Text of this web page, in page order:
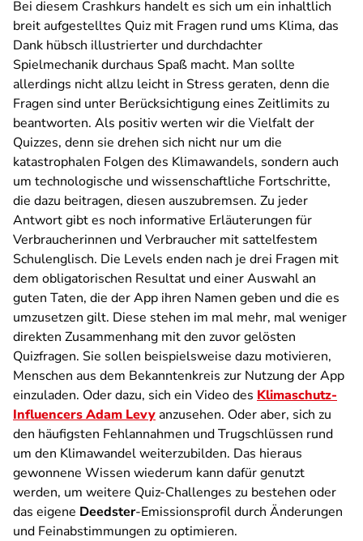
Bei diesem Crashkurs handelt es sich um ein inhaltlich
breit aufgestelltes Quiz mit Fragen rund ums Klima, das
Dank hübsch illustrierter und durchdachter
Spielmechanik durchaus Spaß macht. Man sollte
allerdings nicht allzu leicht in Stress geraten, denn die
Fragen sind unter Berücksichtigung eines Zeitlimits zu
beantworten. Als positiv werten wir die Vielfalt der
Quizzes, denn sie drehen sich nicht nur um die
katastrophalen Folgen des Klimawandels, sondern auch
um technologische und wissenschaftliche Fortschritte,
die dazu beitragen, diesen auszubremsen. Zu jeder
Antwort gibt es noch informative Erläuterungen für
Verbraucherinnen und Verbraucher mit sattelfestem
Schulenglisch. Die Levels enden nach je drei Fragen mit
dem obligatorischen Resultat und einer Auswahl an
guten Taten, die der App ihren Namen geben und die es
umzusetzen gilt. Diese stehen im mal mehr, mal weniger
direkten Zusammenhang mit den zuvor gelösten
Quizfragen. Sie sollen beispielsweise dazu motivieren,
Menschen aus dem Bekanntenkreis zur Nutzung der App
einzuladen. Oder dazu, sich ein Video des Klimaschutz-
Influencers Adam Levyanzusehen. Oder aber, sich zu
den häufigsten Fehlannahmen und Trugschlüssen rund
um den Klimawandel weiterzubilden. Das hieraus
gewonnene Wissen wiederum kann dafür genutzt
werden, um weitere Quiz-Challenges zu bestehen oder
das eigene Deedster-Emissionsprofil durch Änderungen
und Feinabstimmungen zu optimieren.